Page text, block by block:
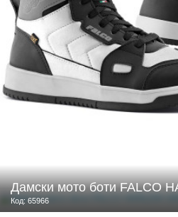
Дамски мото боти FALCO
Код: 65966